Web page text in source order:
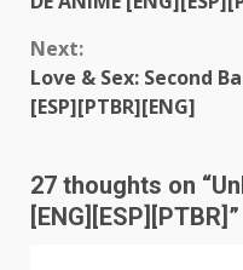
Next:
Love & Sex: Second
[ESP][PTBR][ENG]
27 thoughts on “
[ENG][ESP][PTBR] ”